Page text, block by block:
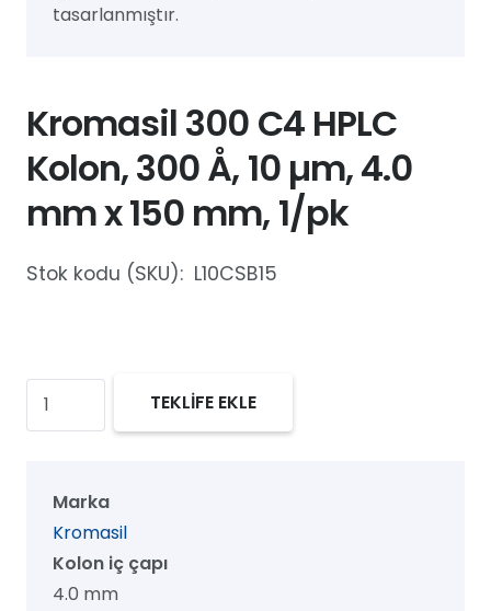
tasarlanmıştır.
Kromasil 300 C4 HPLC
Kolon, 300 Å, 10 µm, 4.0
mm x 150 mm, 1/pk
Stok kodu (SKU): L10CSB15
Kromasil
300
Kolon,
300
TEKLİFE EKLE
Marka
Kromasil
Kolon iç çapı
4.0 mm